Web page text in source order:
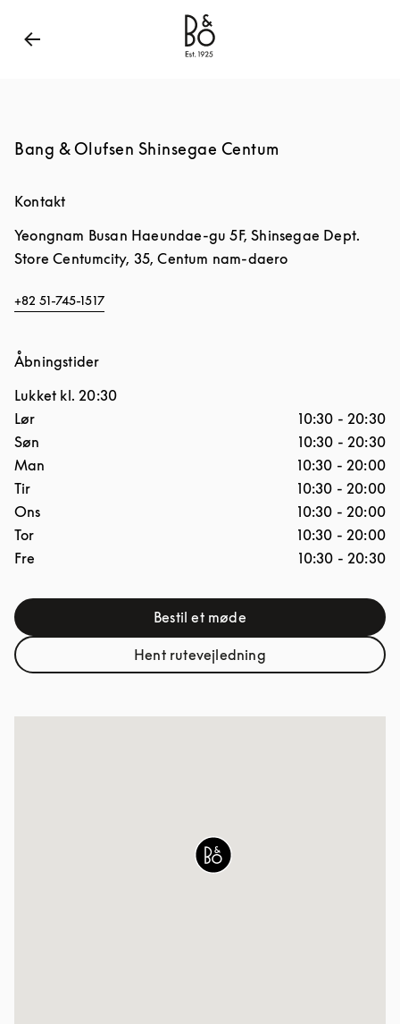
Bang & Olufsen - Exist to Create
Bang & Olufsen Shinsegae Centum
Kontakt
Yeongnam Busan Haeundae-gu 5F, Shinsegae Dept.
Store Centumcity, 35, Centum nam-daero
+82 51-745-1517
Åbningstider
Lukket kl.20:30
Ugedag
Lør 10:30 - 20:30
Søn
10:30 - 20:30
Man
10:30 - 20:00
Tir
10:30 - 20:00
Ons
10:30 - 20:00
Tor
10:30 - 20:00
Fre
10:30 - 20:30
Bestil et mødeLink Opens in New Tab
Hent rutevejledningLink Opens in New Tab